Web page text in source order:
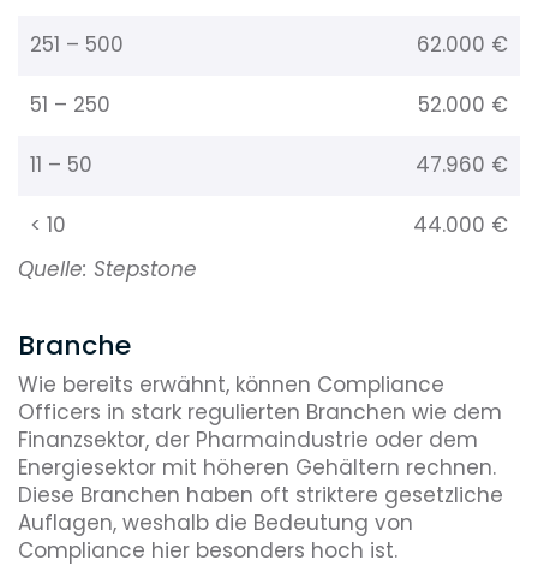
251 – 500 62.000 €
51 – 250 52.000 €
11 – 50 47.960 €
< 10
44.000 €
Quelle: Stepstone
Branche
Wie bereits erwähnt, können Compliance
Officers in stark regulierten Branchen wie dem
Finanzsektor, der Pharmaindustrie oder dem
Energiesektor mit höheren Gehältern rechnen.
Diese Branchen haben oft striktere gesetzliche
Auflagen, weshalb die Bedeutung von
Compliance hier besonders hoch ist.